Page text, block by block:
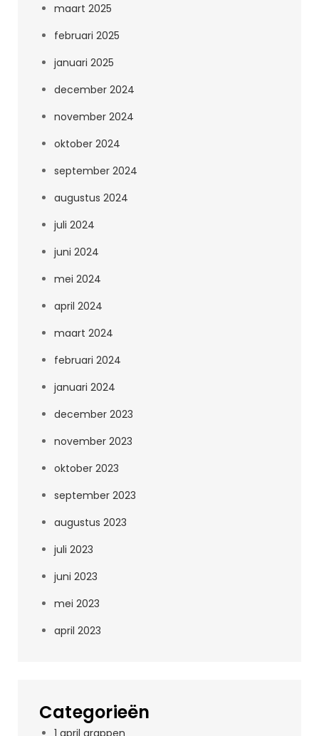
maart 2025
februari 2025
januari 2025
december 2024
november 2024
oktober 2024
september 2024
augustus 2024
juli 2024
juni 2024
mei 2024
april 2024
maart 2024
februari 2024
januari 2024
december 2023
november 2023
oktober 2023
september 2023
augustus 2023
juli 2023
juni 2023
mei 2023
april 2023
Categorieën
1 april grappen